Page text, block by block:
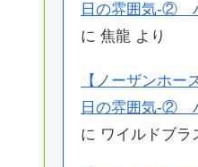
日の雰囲気-②
に 焦龍 より
【ノーザンホー
日の雰囲気-②
に ワイルドブラ